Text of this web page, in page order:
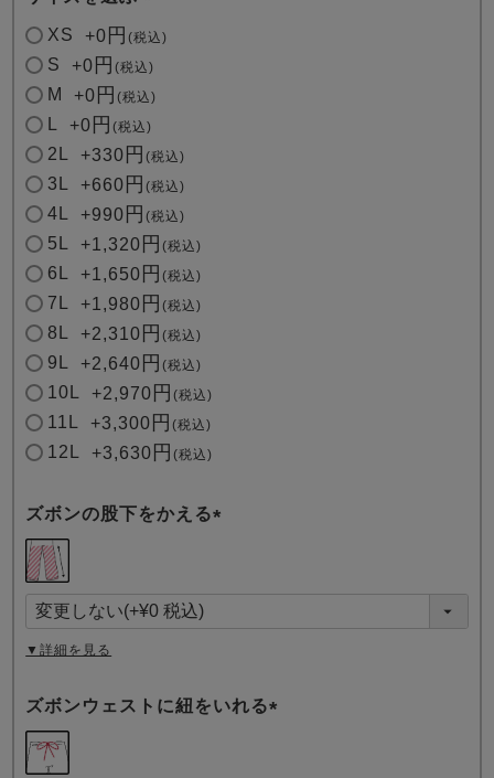
(
)
XS +0 税込
S +0 税込
M +0 税込
+0 税込
2L +330 税込
3L +660 税込
4L +990 税込
5L +1,320 税込
6L +1,650 税込
7L +1,980 税込
8L +2,310 税込
9L +2,640 税込
10L +2,970 税込
11L +3,300 税込
12L +3,630 税込
ズボンの股下をかえる
須
)
▼詳細を見る
ズボンウェストに紐をいれる